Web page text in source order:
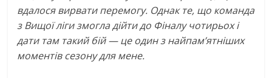
вдалося вирвати перемогу. Однак те, що команда
з Вищої ліги змогла дійти до Фіналу чотирьох і
дати там такий бій — це один з найпам’ятніших
моментів сезону для мене.